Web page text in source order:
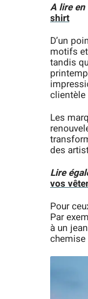
A lire
shirt
D’un
motifs
tandis
clientèle
Les
des
Lire
vos
Pour
Par
à un
chemise